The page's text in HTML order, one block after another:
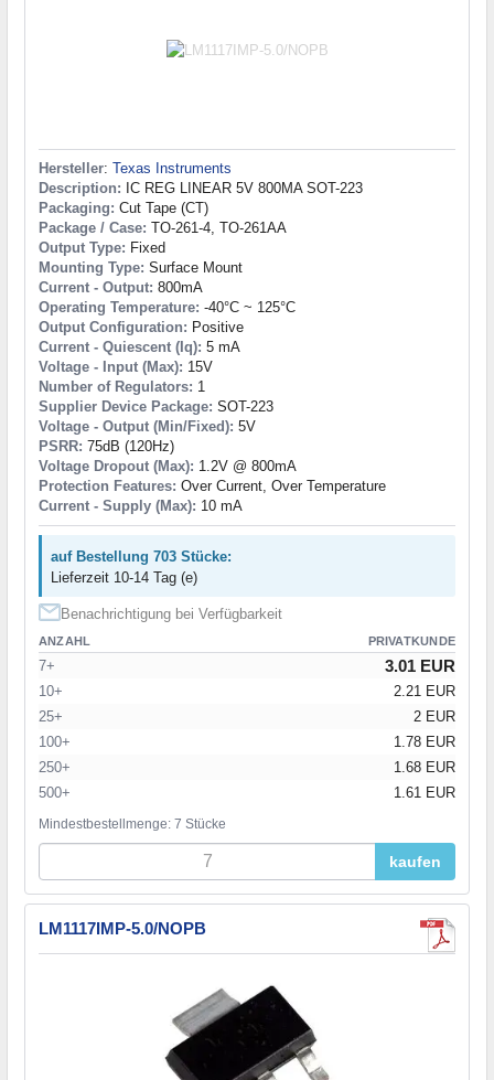
Hersteller: Texas Instruments
Description: IC REG LINEAR 5V 800MA SOT-223
Packaging: Cut Tape (CT)
Package / Case: TO-261-4, TO-261AA
Output Type: Fixed
Mounting Type: Surface Mount
Current - Output: 800mA
Operating Temperature: -40°C ~ 125°C
Output Configuration: Positive
Current - Quiescent (Iq): 5 mA
Voltage - Input (Max): 15V
Number of Regulators: 1
Supplier Device Package: SOT-223
Voltage - Output (Min/Fixed): 5V
PSRR: 75dB (120Hz)
Voltage Dropout (Max): 1.2V @ 800mA
Protection Features: Over Current, Over Temperature
Current - Supply (Max): 10 mA
auf Bestellung 703 Stücke:
Lieferzeit 10-14 Tag (e)
Benachrichtigung bei Verfügbarkeit
ANZAHL PRIVATKUNDE
7+ 3.01 EUR
10+
2.21 EUR
25+
2 EUR
100+
1.78 EUR
250+
1.68 EUR
500+
1.61 EUR
Mindestbestellmenge: 7 Stücke
kaufen
LM1117IMP-5.0/NOPB